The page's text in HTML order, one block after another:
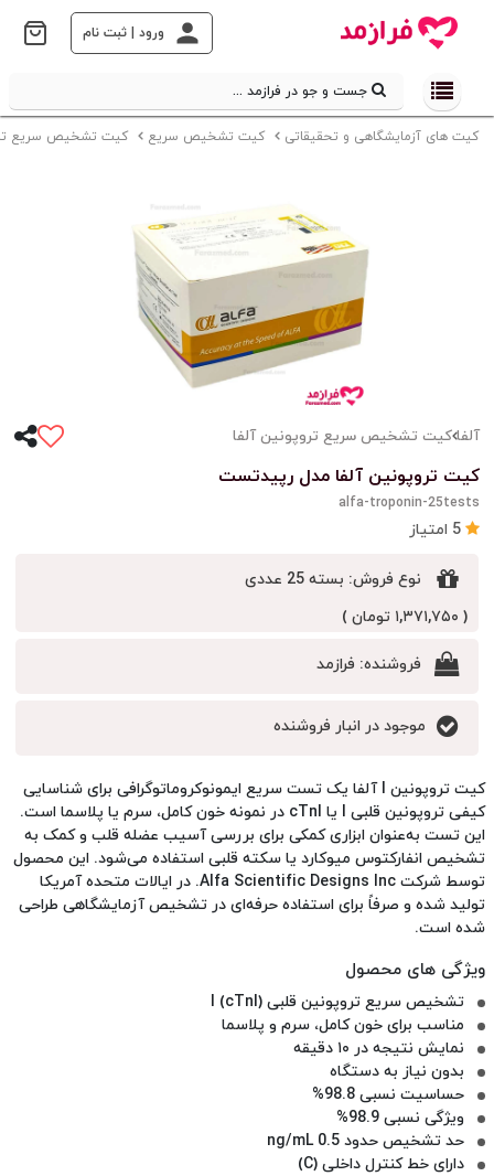
ورود | ثبت نام
جست و جو در فرازمد ...
کیت های آزمایشگاهی و تحقیقاتی کیت تشخیص سریع کیت تشخیص سریع
آلفا کیت تشخیص سریع تروپونین آلفا
کیت تروپونین آلفا مدل رپیدتست
alfa-troponin-25tests
5 امتیاز
کیت تروپونین I آلفا یک تست سریع ایمونوکروماتوگرافی برای شناسایی
کیفی تروپونین قلبی I یا cTnI در نمونه خون کامل، سرم یا پلاسما است.
این تست به‌عنوان ابزاری کمکی برای بررسی آسیب عضله قلب و کمک به
تشخیص انفارکتوس میوکارد یا سکته قلبی استفاده می‌شود. این محصول
توسط شرکت Alfa Scientific Designs Inc. در ایالات متحده آمریکا
تولید شده و صرفاً برای استفاده حرفه‌ای در تشخیص آزمایشگاهی طراحی
شده است.
تشخیص سریع تروپونین قلبی I (cTnI)
مناسب برای خون کامل، سرم و پلاسما
نمایش نتیجه در ۱۰ دقیقه
بدون نیاز به دستگاه
حساسیت نسبی 98.8%
ویژگی نسبی 98.9%
حد تشخیص حدود 0.5 ng/mL
دارای خط کنترل داخلی (C)
نوع فروش: بسته 25 عددی
( ۱,۳۷۱,۷۵۰ تومان )
فروشنده: فرازمد
موجود در انبار فروشنده